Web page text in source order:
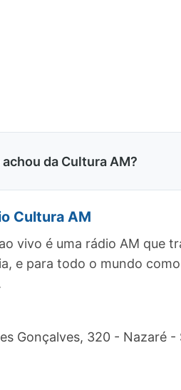
da Cultura AM?
Cultura AM
vivo é uma rádio AM que
e para todo o mundo
Gonçalves, 320 - Nazaré -